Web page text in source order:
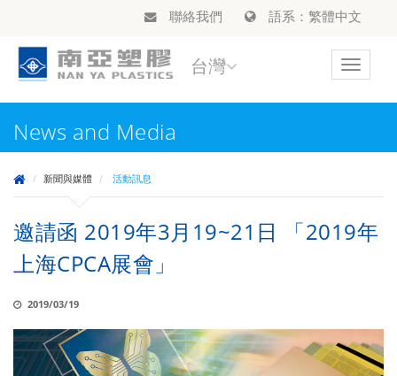
聯絡我們 語系：繁體中文
Toggle
台灣
News and Media
新聞與媒體 活動訊息
邀請函 2019年3月19~21日 「2019年
上海CPCA展會」
2019/03/19